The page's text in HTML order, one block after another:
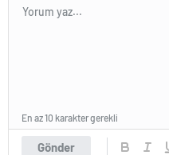
Gönder
En az 10 karakter gerekli